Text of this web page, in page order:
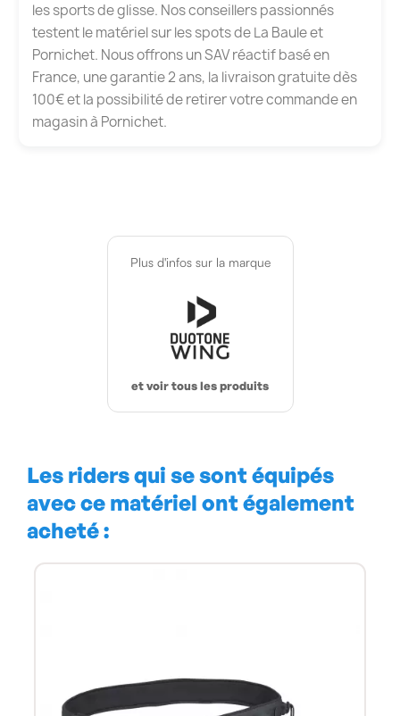
les sports de glisse. Nos conseillers passionnés
testent le matériel sur les spots de La Baule et
Pornichet. Nous offrons un SAV réactif basé en
France, une garantie 2 ans, la livraison gratuite dès
100€ et la possibilité de retirer votre commande en
magasin à Pornichet.
Plus d'infos sur la marque
et voir tous les produits
Les riders qui se sont équipés
avec ce matériel ont également
acheté :